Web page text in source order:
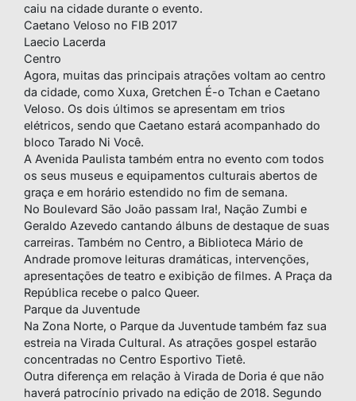
caiu na cidade durante o evento.
Caetano Veloso no FIB 2017
Laecio Lacerda
Centro
Agora, muitas das principais atrações voltam ao centro
da cidade, como Xuxa, Gretchen É-o Tchan e Caetano
Veloso. Os dois últimos se apresentam em trios
elétricos, sendo que Caetano estará acompanhado do
bloco Tarado Ni Você.
A Avenida Paulista também entra no evento com todos
os seus museus e equipamentos culturais abertos de
graça e em horário estendido no fim de semana.
No Boulevard São João passam Ira!, Nação Zumbi e
Geraldo Azevedo cantando álbuns de destaque de suas
carreiras. Também no Centro, a Biblioteca Mário de
Andrade promove leituras dramáticas, intervenções,
apresentações de teatro e exibição de filmes. A Praça da
República recebe o palco Queer.
Parque da Juventude
Na Zona Norte, o Parque da Juventude também faz sua
estreia na Virada Cultural. As atrações gospel estarão
concentradas no Centro Esportivo Tietê.
Outra diferença em relação à Virada de Doria é que não
haverá patrocínio privado na edição de 2018. Segundo